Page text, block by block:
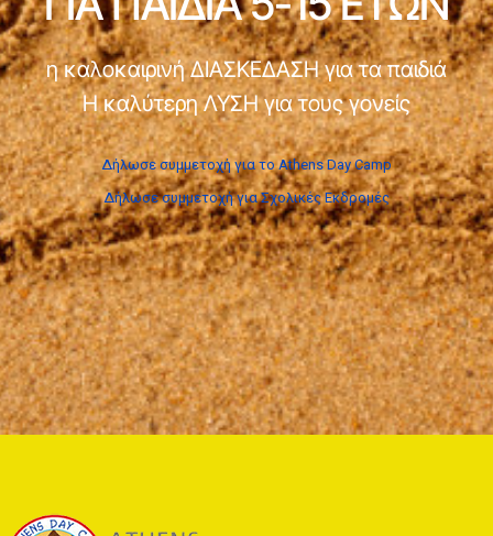
η καλοκαιρινή ΔΙΑΣΚΕΔΑΣΗ για τα παιδιά
Η καλύτερη ΛΥΣΗ για τους γονείς
Δήλωσε συμμετοχή για το Athens Day Camp
Δήλωσε συμμετοχή για Σχολικές Εκδρομές